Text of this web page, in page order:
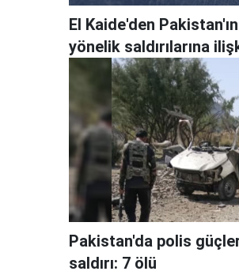
El Kaide'den
yönelik saldırılarına
Pakistan'da polis
saldırı: 7 ölü